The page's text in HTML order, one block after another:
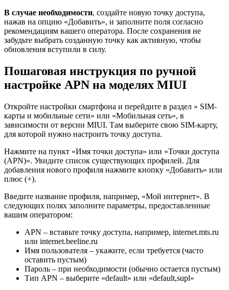
В случае необходимости, создайте новую точку доступа,
нажав на опцию «Добавить», и заполните поля согласно
рекомендациям вашего оператора. После сохранения не
забудьте выбрать созданную точку как активную, чтобы
обновления вступили в силу.
Пошаговая инструкция по ручной
настройке APN на моделях MIUI
Откройте настройки смартфона и перейдите в раздел » SIM-
карты и мобильные сети» или «Мобильная сеть», в
зависимости от версии MIUI. Там выберите свою SIM-карту,
для которой нужно настроить точку доступа.
Нажмите на пункт «Имя точки доступа» или «Точки доступа
(APN)». Увидите список существующих профилей. Для
добавления нового профиля нажмите кнопку «Добавить» или
плюс (+).
Введите название профиля, например, «Мой интернет». В
следующих полях заполните параметры, предоставленные
вашим оператором:
APN – вставьте точку доступа, например, internet.mts.ru
или internet.beeline.ru
Имя пользователя – укажите, если требуется (часто
оставить пустым)
Пароль – при необходимости (обычно остается пустым)
Тип APN – выберите «default» или «default,supl»